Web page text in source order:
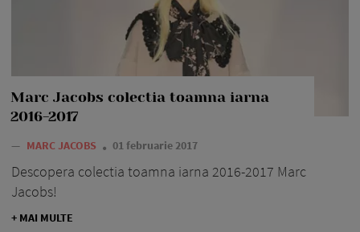
Marc Jacobs colectia toamna iarna
2016-2017
— MARC JACOBS 01 februarie 2017
Descopera colectia toamna iarna 2016-2017 Marc
Jacobs!
+ MAI MULTE